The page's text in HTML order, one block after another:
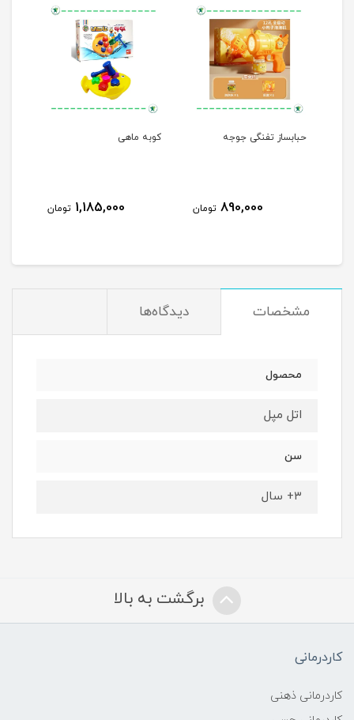
حبابساز تفنگی جوجه
890,000 تومان
کوبه ماهی
1,185,000 تومان
مشخصات دیدگاه‌ها
محصول
اتل مپل
سن
۳+ سال
برگشت به بالا
کاردرمانی
کاردرمانی ذهنی